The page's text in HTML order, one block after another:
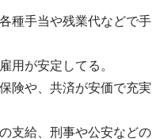
種手当や残業代などで手
用が安定してる。
険や、共済が安価で充実
支給、刑事や公安などの